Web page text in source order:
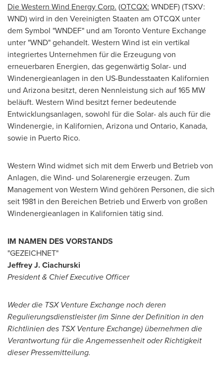
Die Western Wind Energy Corp. (OTCQX: WNDEF) (TSXV:
WND) wird in den Vereinigten Staaten am OTCQX unter
dem Symbol "WNDEF" und am Toronto Venture Exchange
unter "WND" gehandelt. Western Wind ist ein vertikal
integriertes Unternehmen für die Erzeugung von
erneuerbaren Energien, das gegenwärtig Solar- und
Windenergieanlagen in den US-Bundesstaaten Kalifornien
und Arizona besitzt, deren Nennleistung sich auf 165 MW
beläuft. Western Wind besitzt ferner bedeutende
Entwicklungsanlagen, sowohl für die Solar- als auch für die
Windenergie, in Kalifornien, Arizona und Ontario, Kanada,
sowie in Puerto Rico.
Western Wind widmet sich mit dem Erwerb und Betrieb von
Anlagen, die Wind- und Solarenergie erzeugen. Zum
Management von Western Wind gehören Personen, die sich
seit 1981 in den Bereichen Betrieb und Erwerb von großen
Windenergieanlagen in Kalifornien tätig sind.
IM NAMEN DES VORSTANDS
"GEZEICHNET"
Jeffrey J. Ciachurski
President& Chief Executive Officer
Weder die TSX Venture Exchange noch deren
Regulierungsdienstleister (im Sinne der Definition in den
Richtlinien des TSX Venture Exchange) übernehmen die
Verantwortung für die Angemessenheit oder Richtigkeit
dieser Pressemitteilung.